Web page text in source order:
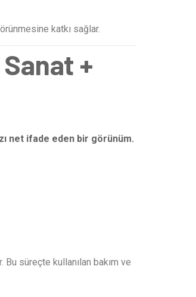
katkı sağlar.
Sanat +
net ifade eden bir görünüm.
süreçte kullanılan bakım ve